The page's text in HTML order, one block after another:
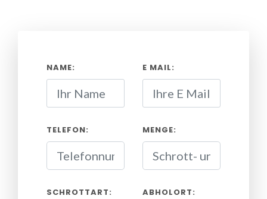
NAME: E MAIL:
TELEFON: MENGE:
SCHROTTART: ABHOLORT: